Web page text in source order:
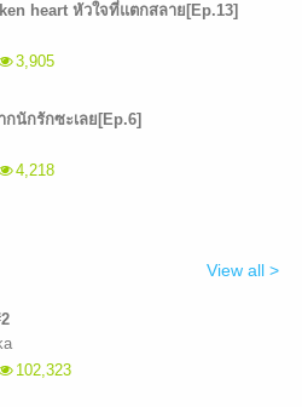
heart หัวใจที่แตกสลาย[Ep.13]
3,905
นักรักซะเลย[Ep.6]
4,218
View all >
102,323